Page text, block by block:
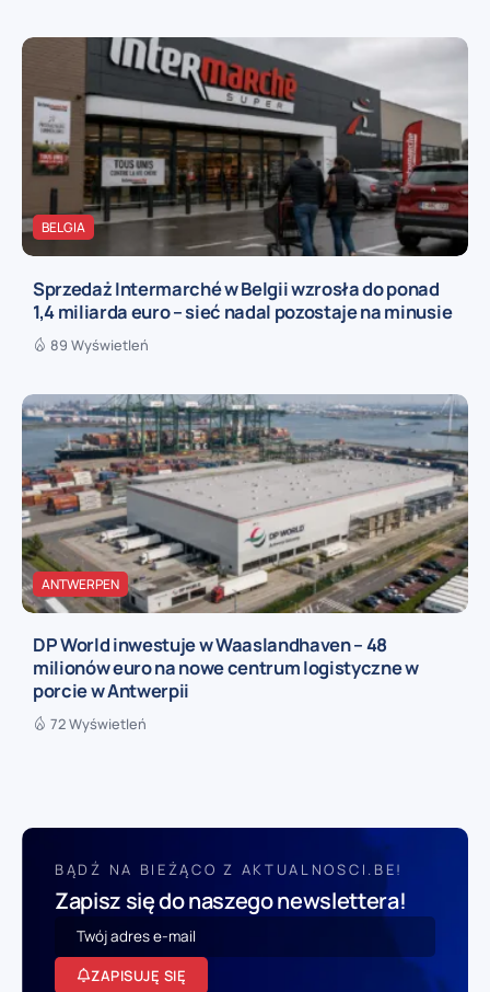
BELGIA
Sprzedaż Intermarché w Belgii wzrosła do ponad
1,4 miliarda euro – sieć nadal pozostaje na minusie
89 Wyświetleń
ANTWERPEN
DP World inwestuje w Waaslandhaven – 48
milionów euro na nowe centrum logistyczne w
porcie w Antwerpii
72 Wyświetleń
BĄDŹ NA BIEŻĄCO Z AKTUALNOSCI.BE!
Zapisz się do naszego newslettera!
ZAPISUJĘ SIĘ